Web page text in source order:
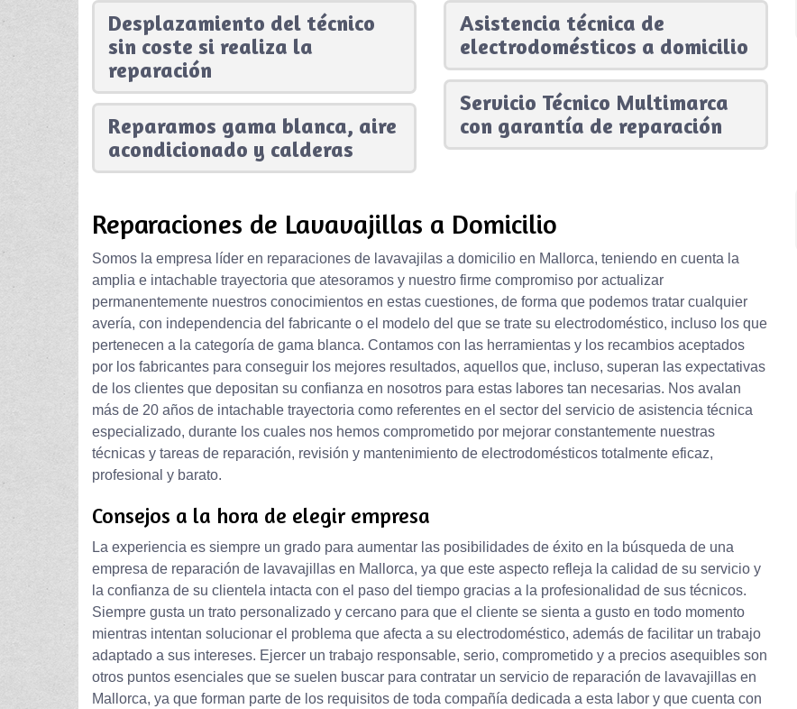
Desplazamiento del técnico
sin coste si realiza la
reparación
Reparamos gama blanca, aire
acondicionado y calderas
Asistencia técnica de
electrodomésticos a domicilio
Servicio Técnico Multimarca
con garantía de reparación
Reparaciones de Lavavajillas a Domicilio
Somos la empresa líder en reparaciones de lavavajilas a domicilio en Mallorca, teniendo en cuenta la
amplia e intachable trayectoria que atesoramos y nuestro firme compromiso por actualizar
permanentemente nuestros conocimientos en estas cuestiones, de forma que podemos tratar cualquier
avería, con independencia del fabricante o el modelo del que se trate su electrodoméstico, incluso los que
pertenecen a la categoría de gama blanca. Contamos con las herramientas y los recambios aceptados
por los fabricantes para conseguir los mejores resultados, aquellos que, incluso, superan las expectativas
de los clientes que depositan su confianza en nosotros para estas labores tan necesarias. Nos avalan
más de 20 años de intachable trayectoria como referentes en el sector del servicio de asistencia técnica
especializado, durante los cuales nos hemos comprometido por mejorar constantemente nuestras
técnicas y tareas de reparación, revisión y mantenimiento de electrodomésticos totalmente eficaz,
profesional y barato.
Consejos a la hora de elegir empresa
La experiencia es siempre un grado para aumentar las posibilidades de éxito en la búsqueda de una
empresa de reparación de lavavajillas en Mallorca, ya que este aspecto refleja la calidad de su servicio y
la confianza de su clientela intacta con el paso del tiempo gracias a la profesionalidad de sus técnicos.
Siempre gusta un trato personalizado y cercano para que el cliente se sienta a gusto en todo momento
mientras intentan solucionar el problema que afecta a su electrodoméstico, además de facilitar un trabajo
adaptado a sus intereses. Ejercer un trabajo responsable, serio, comprometido y a precios asequibles son
otros puntos esenciales que se suelen buscar para contratar un servicio de reparación de lavavajillas en
Mallorca, ya que forman parte de los requisitos de toda compañía dedicada a esta labor y que cuenta con